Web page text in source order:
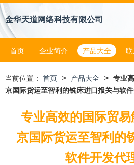
金华天道网络科技有限公司
首页 企业简介 产品大全
当前位置： 首页 > 产品大全 > 专业
京国际货运至智利的铣床进口报关与软
专业高效的国际贸
京国际货运至智利的
软件开发代